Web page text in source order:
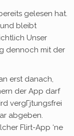
gelesen hat.
bleibt
Unser
dennoch mit der
erst danach,
der App darf
vergГјtungsfrei
abgeben.
Flirt-App ‘ne